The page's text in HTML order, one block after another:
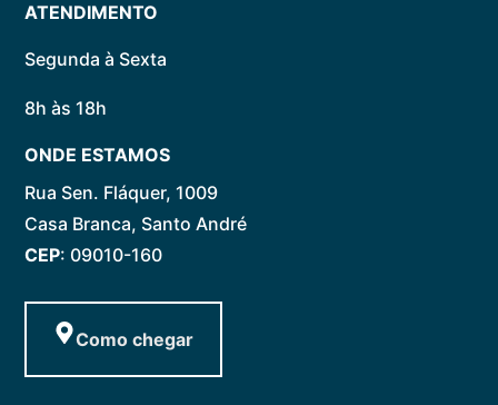
ATENDIMENTO
Segunda à Sexta
8h às 18h
ONDE ESTAMOS
Rua Sen. Fláquer, 1009
Casa Branca, Santo André
CEP: 09010-160
Como chegar